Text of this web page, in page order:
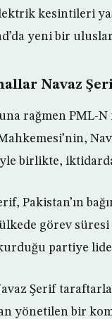
kesintileri
yeni bir
Navaz
rağmen PML-N
birlikte,
Pakistan’ın
görev süresi
partiye
Şerif
yönetilen bir